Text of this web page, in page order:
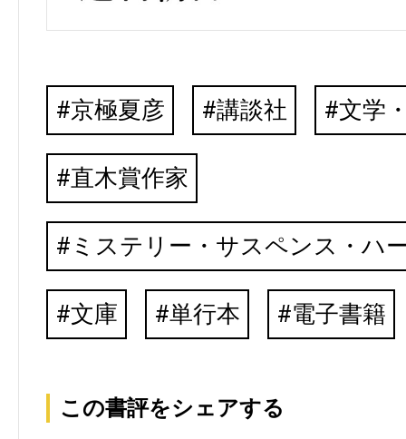
京極夏彦 講談社 文学
直木賞作家
ミステリー・サスペンス・ハ
文庫 単行本 電子書籍
この書評をシェアする